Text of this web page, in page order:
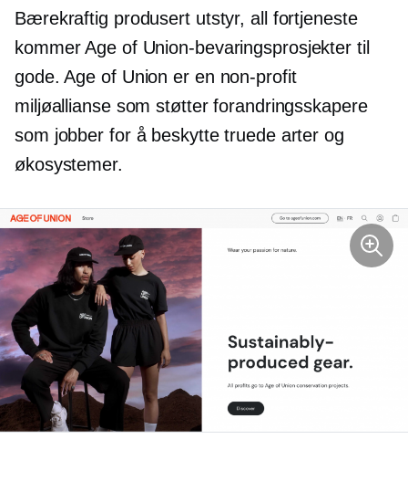
Bærekraftig produsertutstyr, all fortjeneste
kommer Age of Union-bevaringsprosjekter til
gode. Age of Union er en non-profit
miljøallianse som støtter forandringsskapere
som jobber for å beskytte truede arter og
økosystemer.